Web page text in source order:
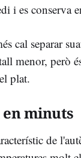
i es
cal separar
menor, però
plat.
en minuts
de